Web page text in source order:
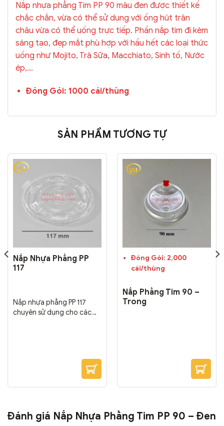
Nắp nhựa phẳng Tim PP 90 màu đen được thiết kế
chắc chắn, vừa có thể sử dụng với ống hút trân
châu vừa có thể uống trực tiếp. Phần nắp tim đi kèm
sáng tạo, đẹp mắt phù hợp với hầu hết các loại thức
uống như Mojito, Trà Sữa, Macchiato, Sinh tố, Nước
ép,…
Đóng Gói: 1000 cái/thùng
SẢN PHẨM TƯƠNG TỰ
Nắp Nhựa Phẳng PP
117
Nắp nhựa phẳng PP 117
chuyên sử dụng cho các
PP đựng cháo dinh dưỡng,
soup nóng 500ml. Nắp
dinh dưỡng, trà tắc,...
Nắp Phẳng Tim 90 –
Trong
Đóng Gói: 2,000
cái/thùng
Đánh giá Nắp Nhựa Phẳng Tim PP 90 – Đen